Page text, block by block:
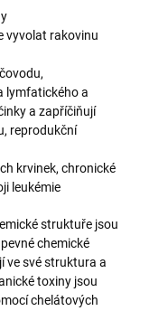
vyvolat rakovinu
lymfatického a
a zapříčiňují
reprodukční
krvinek, chronické
leukémie
struktuře jsou
chemické
ve své struktura a
toxiny jsou
chelátových